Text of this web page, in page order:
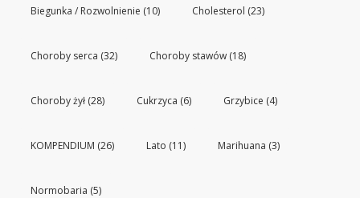
Biegunka / Rozwolnienie (10) Cholesterol (23)
Choroby serca (32) Choroby stawów (18)
Choroby żył (28) Cukrzyca (6) Grzybice (4)
KOMPENDIUM (26) Lato (11) Marihuana (3)
Normobaria (5)